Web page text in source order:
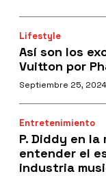
Lifestyle
Así son los
Vuitton por
Septiembre 25, 2024
Entretenimiento
P. Diddy en
entender el
industria